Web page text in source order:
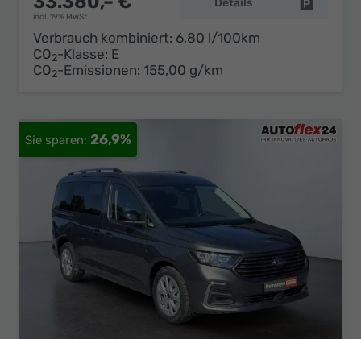
incl. 19% MwSt.
Details
Verbrauch kombiniert: 6,80 l/100km
CO2-Klasse: E
CO2-Emissionen: 155,00 g/km
26,9%